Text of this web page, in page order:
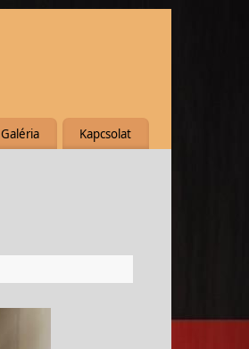
Galéria Kapcsolat